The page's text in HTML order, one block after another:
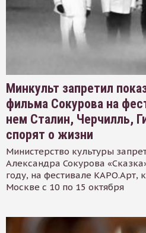
Минкульт запретил
фильма Сокурова на
нем Сталин, Черчилль,
спорят о жизни
Министерство культуры
Александра Сокурова
году, на фестивале КАРО.Арт,
Москве с 10 по 15 октября